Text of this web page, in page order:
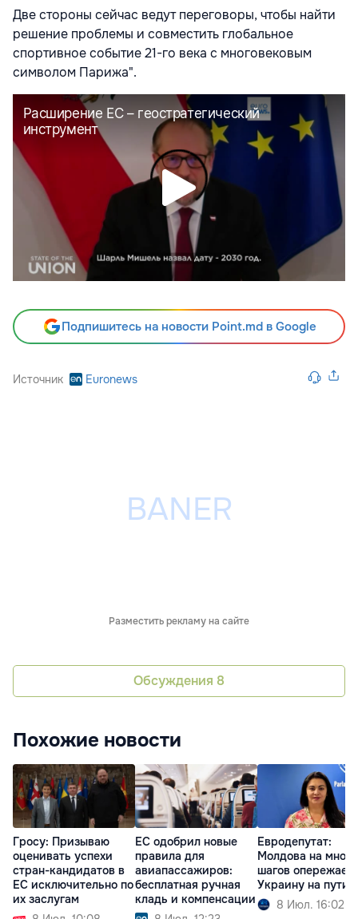
Две стороны сейчас ведут переговоры, чтобы найти
решение проблемы и совместить глобальное
спортивное событие 21-го века с многовековым
символом Парижа".
Подпишитесь на новости Point.md в Google
Источник Euronews
Разместить рекламу на сайте
Обсуждения 8
Похожие новости
Гросу: Призываю
оценивать успехи
стран-кандидатов в
ЕС исключительно по
их заслугам
ЕС одобрил новые
правила для
авиапассажиров:
бесплатная ручная
кладь и компенсации
Евродепутат:
Молдова на много
шагов опережает
Украину на пути
8 Июл. 16:02